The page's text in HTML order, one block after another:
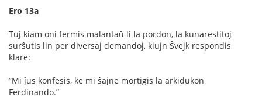
Ero 13a
Tuj kiam oni fermis malantaŭ li la pordon, la kunarestitoj
surŝutis lin per diversaj demandoj, kiujn Ŝvejk respondis
klare:
”Mi ĵus konfesis, ke mi ŝajne mortigis la arkidukon
Ferdinando.”